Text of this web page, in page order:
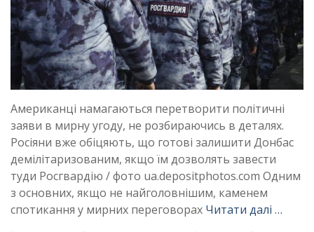
Американці намагаються перетворити політичні
заяви в мирну угоду, не розбираючись в деталях.
Росіяни вже обіцяють, що готові залишити Донбас
демілітаризованим, якщо їм дозволять завести
туди Росгвардію / фото ua.depositphotos.com Одним
з основних, якщо не найголовнішим, каменем
спотикання у мирних переговорах Читати далі …